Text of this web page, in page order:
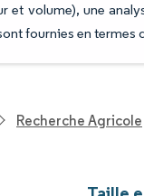
et volume), une
fournies en termes
Recherche Agricole